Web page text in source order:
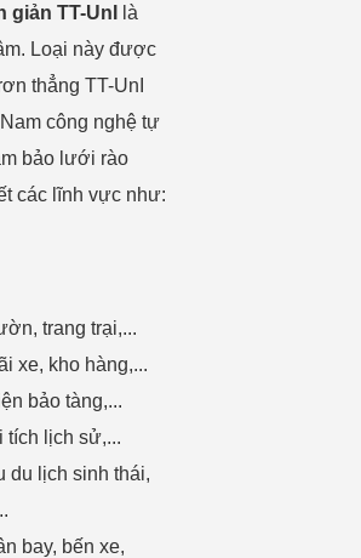
TT-UnI
là
Loại này được
thẳng TT-UnI
công nghệ tự
bảo lưới rào
các lĩnh vực như:
trang trại,...
xe, kho hàng,...
bảo tàng,...
tích lịch sử,...
du lịch sinh thái,
bay, bến xe,